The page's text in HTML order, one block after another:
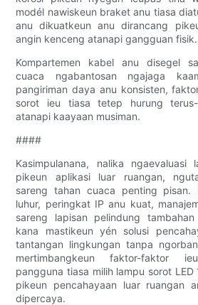
modél nawiskeun braket anu tiasa
anu dikuatkeun anu dirancang
angin kenceng atanapi gangguan fisik.
Kompartemen kabel anu disegel
cuaca ngabantosan ngajaga
pangiriman daya anu konsisten,
sorot ieu tiasa tetep hurung
atanapi kaayaan musiman.
####
Kasimpulanana, nalika ngaevaluasi
pikeun aplikasi luar ruangan,
sareng tahan cuaca penting pisan.
luhur, peringkat IP anu kuat,
sareng lapisan pelindung
kana mastikeun yén solusi
tantangan lingkungan tanpa
mertimbangkeun faktor-faktor
pangguna tiasa milih lampu sorot LED
pikeun pencahayaan luar ruangan
dipercaya.